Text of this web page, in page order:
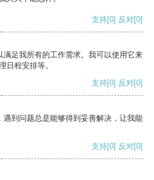
支持[0] 反对[0]
足我所有的工作需求。我可以使用它来
日程安排等。
支持[0] 反对[0]
到问题总是能够得到妥善解决，让我能
支持[0] 反对[0]